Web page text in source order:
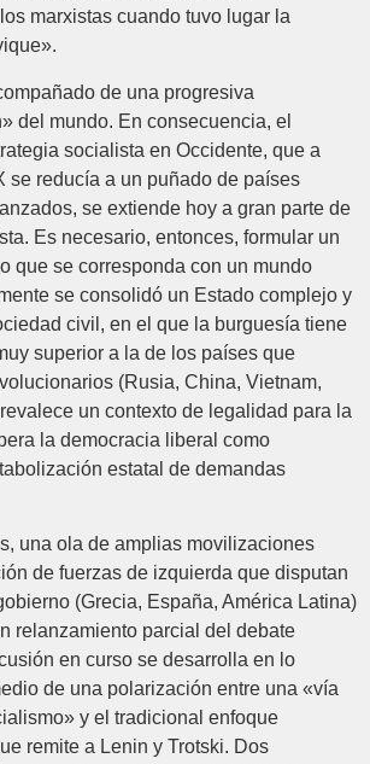
marxistas cuando tuvo lugar la
de una progresiva
del mundo. En consecuencia, el
socialista en Occidente, que a
se reducía a un puñado de países
se extiende hoy a gran parte de
Es necesario, entonces, formular un
que se corresponda con un mundo
se consolidó un Estado complejo y
civil, en el que la burguesía tiene
superior a la de los países que
(Rusia, China, Vietnam,
un contexto de legalidad para la
la democracia liberal como
estatal de demandas
una ola de amplias movilizaciones
de fuerzas de izquierda que disputan
(Grecia, España, América Latina)
relanzamiento parcial del debate
en curso se desarrolla en lo
de una polarización entre una «vía
y el tradicional enfoque
remite a Lenin y Trotski. Dos